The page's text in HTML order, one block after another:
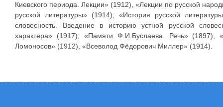
Киевского периода. Лекции» (1912), «Лекции по русской
русской литературы» (1914), «История русской
словесность. Введение в историю устной русской
характера» (1917); «Памяти Ф.И.Буслаева. Речь» (1897),
Ломоносов» (1912), «Всеволод Фёдорович Миллер» (1914).